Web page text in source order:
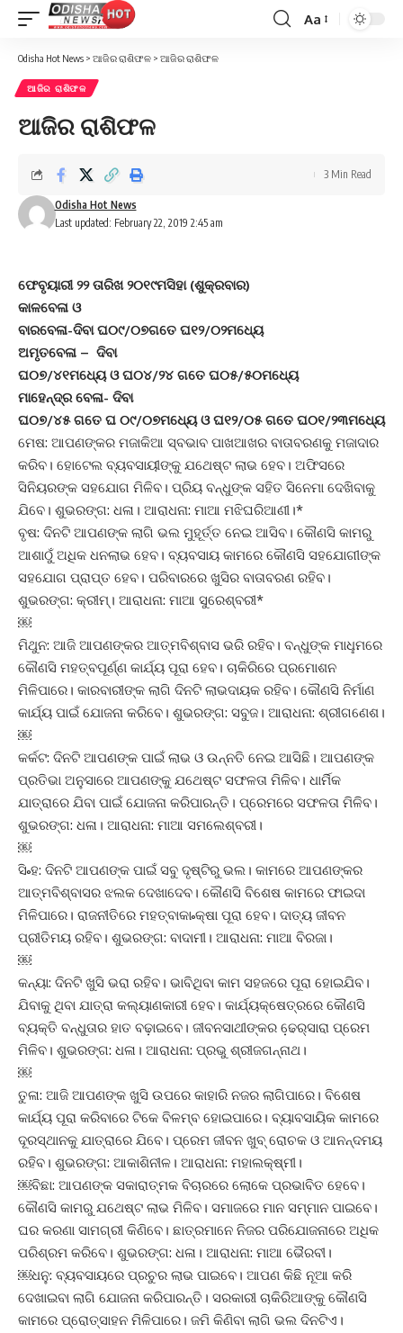
Font
Aa
Odisha Hot News > ଆଜିର ରାଶିଫଳ > ଆଜିର ରାଶିଫଳ
ଆଜିର ରାଶିଫଳ
ଆଜିର ରାଶିଫଳ
Last updated: February 22, 2019 2:45 am
Odisha Hot News
3 Min Read
ଫେବୃୟାରୀ ୨୨ ତାରିଖ ୨୦୧୯ମସିହା (ଶୁକ୍ରବାର)
କାଳବେଳା ଓ
ବାରବେଳା-ଦିବା ଘ୦୯/୦୭ଗତେ ଘ୧୨/୦୨ମଧ୍ୟେ
ଅମୃତବେଳା – ଦିବା
ଘ୦୭/୪୧ମଧ୍ୟେ ଓ ଘ୦୪/୨୪ ଗତେ ଘ୦୫/୫୦ମଧ୍ୟେ
ମାହେନ୍ଦ୍ର ବେଳା- ଦିବା
ଘ୦୭/୪୫ ଗତେ ଘ ୦୯/୦୭ମଧ୍ୟେ ଓ ଘ୧୨/୦୫ ଗତେ ଘ୦୧/୨୩ମଧ୍ୟେ
ମେଷ: ଆପଣଙ୍କର ମଜାକିଆ ସ୍ବଭାବ ପାଖଆଖର ବାତାବରଣକୁ ମଜାଦାର
କରିବ। ହୋଟେଲ ବ୍ୟବସାୟୀଙ୍କୁ ଯଥେଷ୍ଟ ଲାଭ ହେବ। ଅଫିସରେ
ସିନିୟରଙ୍କ ସହଯୋଗ ମିଳିବ। ପ୍ରିୟ ବନ୍ଧୁଙ୍କ ସହିତ ସିନେମା ଦେଖିବାକୁ
ଯିବେ। ଶୁଭରଙ୍ଗ: ଧଳା। ଆରାଧନା: ମାଆ ମଝିଘରିଆଣୀ।*
ବୃଷ: ଦିନଟି ଆପଣଙ୍କ ଲାଗି ଭଲ ମୁହୂର୍ତ୍ତ ନେଇ ଆସିବ। କୌଣସି କାମରୁ
ଆଶାଠୁଁ ଅଧିକ ଧନଲାଭ ହେବ। ବ୍ୟବସାୟ କାମରେ କୌଣସି ସହଯୋଗୀଙ୍କ
ସହଯୋଗ ପ୍ରାପ୍ତ ହେବ। ପରିବାରରେ ଖୁସିର ବାତାବରଣ ରହିବ।
ଶୁଭରଙ୍ଗ: କ୍ରୀମ୍‌। ଆରାଧନା: ମାଆ ସୁରେଶ୍ବରୀ*
￼
ମିଥୁନ: ଆଜି ଆପଣଙ୍କର ଆତ୍ମବିଶ୍ବାସ ଭରି ରହିବ। ବନ୍ଧୁଙ୍କ ମାଧୢମରେ
କୌଣସି ମହତ୍ବପୂର୍ଣ୍ଣ କାର୍ଯ୍ୟ ପୂରା ହେବ। ଚାକିରିରେ ପ୍ରମୋଶନ
ମିଳିପାରେ। କାରବାରୀଙ୍କ ଲାଗି ଦିନଟି ଲାଭଦାୟକ ରହିବ। କୌଣସି ନିର୍ମାଣ
କାର୍ଯ୍ୟ ପାଇଁ ଯୋଜନା କରିବେ। ଶୁଭରଙ୍ଗ: ସବୁଜ। ଆରାଧନା: ଶ୍ରୀଗଣେଶ।
￼
କର୍କଟ: ଦିନଟି ଆପଣଙ୍କ ପାଇଁ ଲାଭ ଓ ଉନ୍ନତି ନେଇ ଆସିଛି। ଆପଣଙ୍କ
ପ୍ରତିଭା ଅନୁସାରେ ଆପଣଙ୍କୁ ଯଥେଷ୍ଟ ସଫଳତା ମିଳିବ। ଧାର୍ମିକ
ଯାତ୍ରାରେ ଯିବା ପାଇଁ ଯୋଜନା କରିପାରନ୍ତି। ପ୍ରେମରେ ସଫଳତା ମିଳିବ।
ଶୁଭରଙ୍ଗ: ଧଳା। ଆରାଧନା: ମାଆ ସମଲେଶ୍ବରୀ।
￼
ସି˚ହ: ଦିନଟି ଆପଣଙ୍କ ପାଇଁ ସବୁ ଦୃଷ୍ଟିରୁ ଭଲ। କାମରେ ଆପଣଙ୍କର
ଆତ୍ମବିଶ୍ବାସର ଝଲକ ଦେଖାଦେବ। କୌଣସି ବିଶେଷ କାମରେ ଫାଇଦା
ମିଳିପାରେ। ରାଜନୀତିରେ ମହତ୍ବାକା˚କ୍ଷା ପୂରା ହେବ। ଦାତ୍ୟ ଜୀବନ
ପ୍ରୀତିମୟ ରହିବ। ଶୁଭରଙ୍ଗ: ବାଦାମୀ। ଆରାଧନା: ମାଆ ବିରଜା।
￼
କନ୍ୟା: ଦିନଟି ଖୁସି ଭରା ରହିବ। ଭାବିଥିବା କାମ ସହଜରେ ପୂରା ହୋଇଯିବ।
ଯିବାକୁ ଥିବା ଯାତ୍ରା କଲ୍ୟାଣକାରୀ ହେବ। କାର୍ଯ୍ୟକ୍ଷେତ୍ରରେ କୌଣସି
ବ୍ୟକ୍ତି ବନ୍ଧୁତାର ହାତ ବଢ଼ାଇବେ। ଜୀବନସାଥୀଙ୍କର ଢେ଼ର‌୍‌ସାରା ପ୍ରେମ
ମିଳିବ। ଶୁଭରଙ୍ଗ: ଧଳା। ଆରାଧନା: ପ୍ରଭୁ ଶ୍ରୀଜଗନ୍ନାଥ।
￼
ତୁଳା: ଆଜି ଆପଣଙ୍କ ଖୁସି ଉପରେ କାହାରି ନଜର ଲାଗିପାରେ। ବିଶେଷ
କାର୍ଯ୍ୟ ପୂରା କରିବାରେ ଟିକେ ବିଳମ୍ବ ହୋଇପାରେ। ବ୍ୟାବସାୟିକ କାମରେ
ଦୂରସ୍ଥାନକୁ ଯାତ୍ରାରେ ଯିବେ। ପ୍ରେମ ଜୀବନ ଖୁବ୍‌ ରୋଚକ ଓ ଆନନ୍ଦମୟ
ରହିବ। ଶୁଭରଙ୍ଗ: ଆକାଶିନୀଳ। ଆରାଧନା: ମହାଲକ୍ଷ୍ମୀ।
￼ବିଛା: ଆପଣଙ୍କ ସକାରାତ୍ମକ ବିଚାରରେ ଲୋକେ ପ୍ରଭାବିତ ହେବେ।
କୌଣସି କାମରୁ ଯଥେଷ୍ଟ ଲାଭ ମିଳିବ। ସମାଜରେ ମାନ ସମ୍ମାନ ପାଇବେ।
ଘର କରଣା ସାମଗ୍ରୀ କିଣିବେ। ଛାତ୍ରମାନେ ନିଜର ପରିଯୋଜନାରେ ଅଧିକ
ପରିଶ୍ରମ କରିବେ। ଶୁଭରଙ୍ଗ: ଧଳା। ଆରାଧନା: ମାଆ ଭୈରବୀ।
￼ଧନୁ: ବ୍ୟବସାୟରେ ପ୍ରଚୁର ଲାଭ ପାଇବେ। ଆପଣ କିଛି ନୂଆ କରି
ଦେଖାଇବା ଲାଗି ଯୋଜନା କରିପାରନ୍ତି। ସରକାରୀ ଚାକିରିଆଙ୍କୁ କୌଣସି
କାମରେ ପ୍ରୋତ୍ସାହନ ମିଳିପାରେ। ଜମି କିଣିବା ଲାଗି ଭଲ ଦିନଟିଏ।